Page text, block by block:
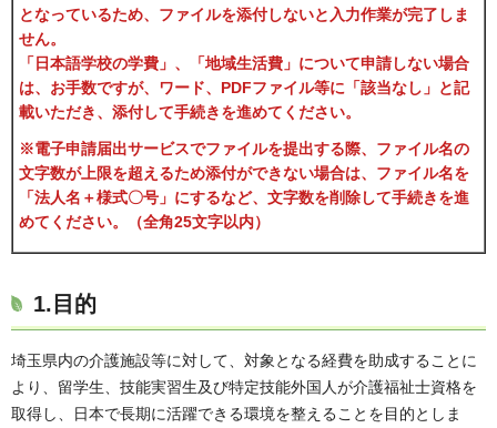
となっているため、ファイルを添付しないと入力作業が完了しま
せん。
「日本語学校の学費」、「地域生活費」について申請しない場合
は、お手数ですが、ワード、PDFファイル等に「該当なし」と記
載いただき、添付して手続きを進めてください。
※電子申請届出サービスでファイルを提出する際、ファイル名の
文字数が上限を超えるため添付ができない場合は、ファイル名を
「法人名＋様式〇号」にするなど、文字数を削除して手続きを進
めてください。（全角25文字以内）
1.目的
埼玉県内の介護施設等に対して、対象となる経費を助成することに
より、留学生、技能実習生及び特定技能外国人が介護福祉士資格を
取得し、日本で長期に活躍できる環境を整えることを目的としま